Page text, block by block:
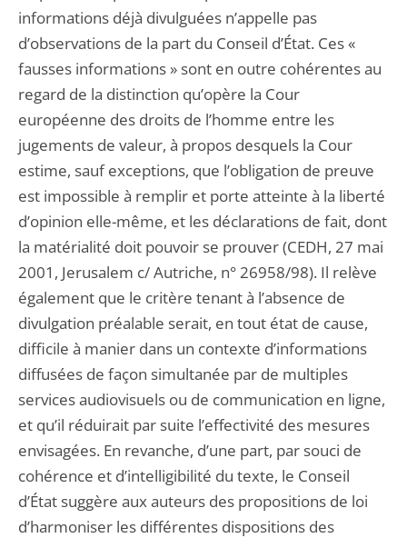
informations déjà divulguées n’appelle pas
d’observations de la part du Conseil d’État. Ces «
fausses informations » sont en outre cohérentes au
regard de la distinction qu’opère la Cour
européenne des droits de l’homme entre les
jugements de valeur, à propos desquels la Cour
estime, sauf exceptions, que l’obligation de preuve
est impossible à remplir et porte atteinte à la liberté
d’opinion elle-même, et les déclarations de fait, dont
la matérialité doit pouvoir se prouver (CEDH, 27 mai
2001, Jerusalem c/ Autriche, n° 26958/98). Il relève
également que le critère tenant à l’absence de
divulgation préalable serait, en tout état de cause,
difficile à manier dans un contexte d’informations
diffusées de façon simultanée par de multiples
services audiovisuels ou de communication en ligne,
et qu’il réduirait par suite l’effectivité des mesures
envisagées. En revanche, d’une part, par souci de
cohérence et d’intelligibilité du texte, le Conseil
d’État suggère aux auteurs des propositions de loi
d’harmoniser les différentes dispositions des